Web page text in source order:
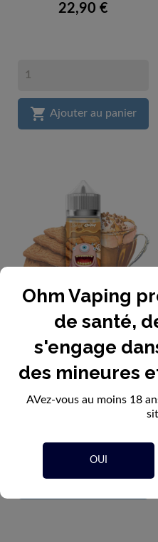
Ohm Vaping
de santé,
s'engage
des mineures
AVez-vous au moins 18
OUI
22,90 €
 Ajouter au panier
Le Baffreur - Belgi'Ohm
50ml
22,90 €
